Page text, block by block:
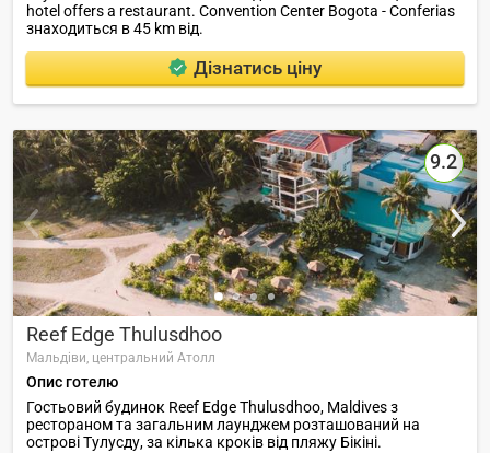
hotel offers a restaurant. Convention Center Bogota - Conferias
знаходиться в 45 km від.
Дізнатись ціну
9.2
Reef Edge Thulusdhoo
Мальдіви, центральний Атолл
Опис готелю
Гостьовий будинок Reef Edge Thulusdhoo, Maldives з
рестораном та загальним лаунджем розташований на
острові Тулусду, за кілька кроків від пляжу Бікіні.